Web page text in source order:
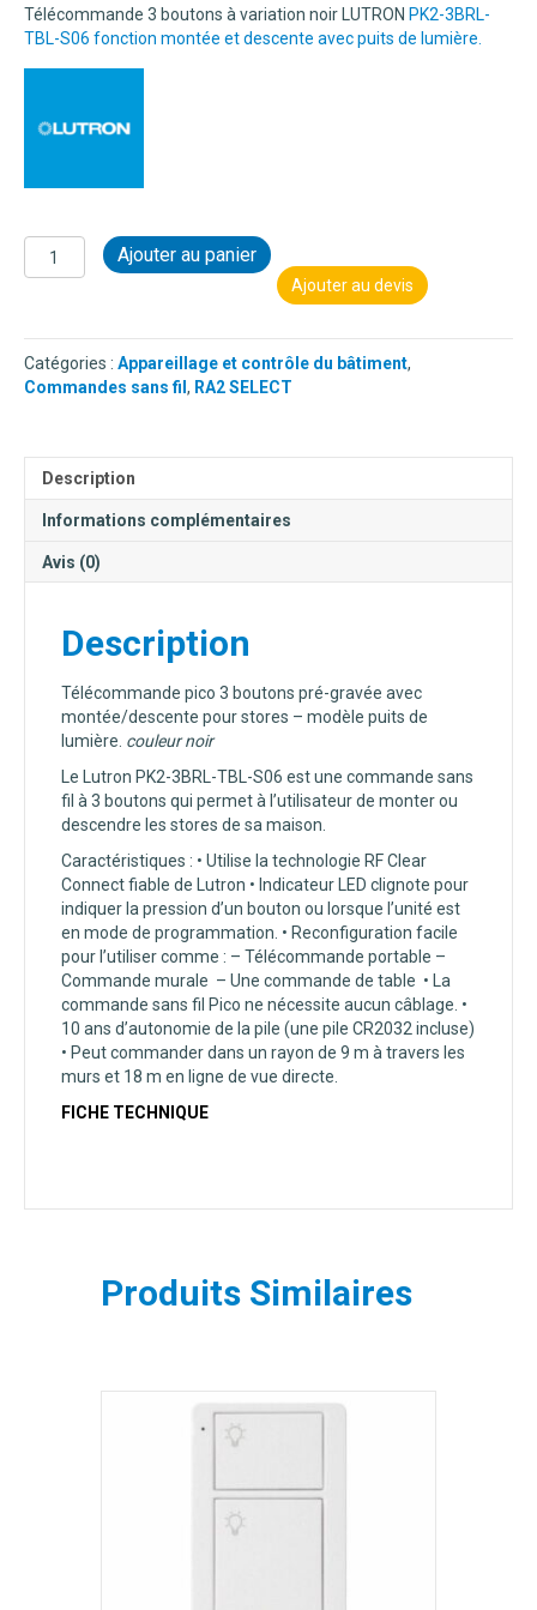
Télécommande 3 boutons à variation noir LUTRON PK2-3BRL-
TBL-S06 fonction montée et descente avec puits de lumière.
quantité
de
FIL
PICO
3
MONTEE/DESCENTE
NOIR
DE
LUMIERE
Ajouter au panier
Ajouter au devis
Catégories : Appareillage et contrôle du bâtiment,
Commandes sans fil , RA2 SELECT
Description
Informations complémentaires
Avis (0)
Description
Télécommande pico 3 boutons pré-gravée avec
montée/descente pour stores – modèle puits de
lumière. couleur noir
Le Lutron PK2-3BRL-TBL-S06 est une commande sans
fil à 3 boutons qui permet à l’utilisateur de monter ou
descendre les stores de sa maison.
Caractéristiques : • Utilise la technologie RF Clear
Connect fiable de Lutron • Indicateur LED clignote pour
indiquer la pression d’un bouton ou lorsque l’unité est
en mode de programmation. • Reconfiguration facile
pour l’utiliser comme : – Télécommande portable –
Commande murale – Une commande de table • La
commande sans fil Pico ne nécessite aucun câblage. •
10 ans d’autonomie de la pile (une pile CR2032 incluse)
• Peut commander dans un rayon de 9 m à travers les
murs et 18 m en ligne de vue directe.
FICHE TECHNIQUE
Produits Similaires